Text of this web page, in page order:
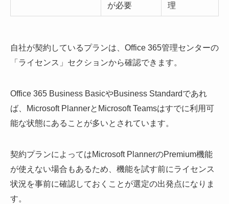
が必要
理
自社が契約しているプランは、Office 365管理センターの
「ライセンス」セクションから確認できます。
Office 365 Business BasicやBusiness Standardであれ
ば、Microsoft PlannerとMicrosoft Teamsはすでに利用可
能な状態にあることが多いとされています。
契約プランによってはMicrosoft PlannerのPremium機能
が使えない場合もあるため、機能を試す前にライセンス
状況を事前に確認しておくことが選定の出発点になりま
す。